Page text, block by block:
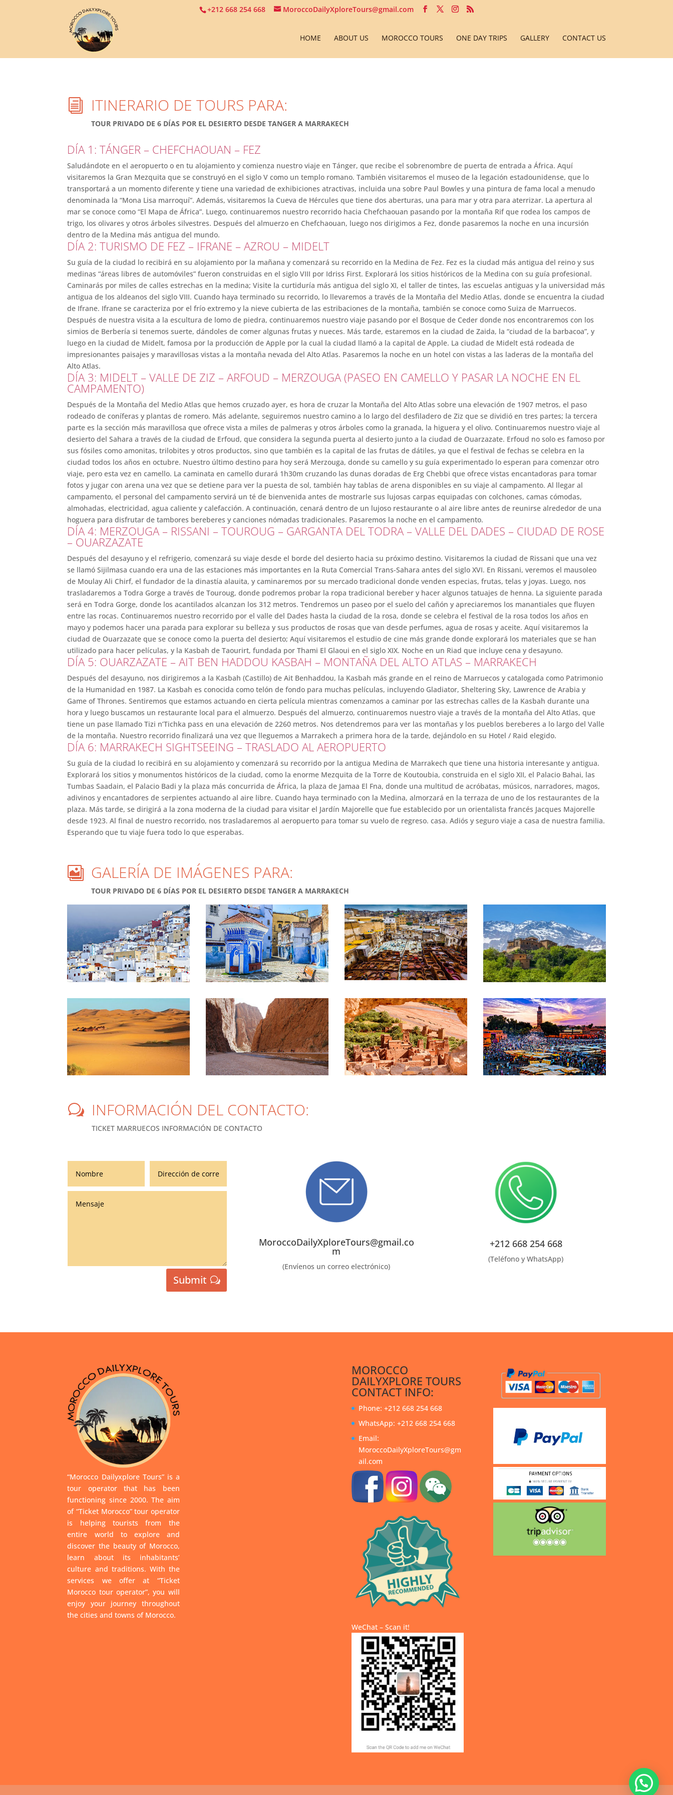
+212 668 254 668 MoroccoDailyXploreTours@gmail.com
HOME ABOUT US MOROCCO TOURS ONE DAY TRIPS GALLERY CONTACT US
i ITINERARIO DE TOURS PARA:
TOUR PRIVADO DE 6 DÍAS POR EL DESIERTO DESDE TANGER A MARRAKECH
DÍA 1: TÁNGER – CHEFCHAOUAN – FEZ
Saludándote en el aeropuerto o en tu alojamiento y comienza nuestro viaje en Tánger, que recibe el sobrenombre de puerta de entrada a África. Aquí
visitaremos la Gran Mezquita que se construyó en el siglo V como un templo romano. También visitaremos el museo de la legación estadounidense, que lo
transportará a un momento diferente y tiene una variedad de exhibiciones atractivas, incluida una sobre Paul Bowles y una pintura de fama local a menudo
denominada la “Mona Lisa marroquí”. Además, visitaremos la Cueva de Hércules que tiene dos aberturas, una para mar y otra para aterrizar. La apertura al
mar se conoce como “El Mapa de África”. Luego, continuaremos nuestro recorrido hacia Chefchaouan pasando por la montaña Rif que rodea los campos de
trigo, los olivares y otros árboles silvestres. Después del almuerzo en Chefchaouan, luego nos dirigimos a Fez, donde pasaremos la noche en una incursión
dentro de la Medina más antigua del mundo.
DÍA 2: TURISMO DE FEZ – IFRANE – AZROU – MIDELT
Su guía de la ciudad lo recibirá en su alojamiento por la mañana y comenzará su recorrido en la Medina de Fez. Fez es la ciudad más antigua del reino y sus
medinas “áreas libres de automóviles” fueron construidas en el siglo VIII por Idriss First. Explorará los sitios históricos de la Medina con su guía profesional.
Caminarás por miles de calles estrechas en la medina; Visite la curtiduría más antigua del siglo XI, el taller de tintes, las escuelas antiguas y la universidad más
antigua de los aldeanos del siglo VIII. Cuando haya terminado su recorrido, lo llevaremos a través de la Montaña del Medio Atlas, donde se encuentra la ciudad
de Ifrane. Ifrane se caracteriza por el frío extremo y la nieve cubierta de las estribaciones de la montaña, también se conoce como Suiza de Marruecos.
Después de nuestra visita a la escultura de lomo de piedra, continuaremos nuestro viaje pasando por el Bosque de Ceder donde nos encontraremos con los
simios de Berbería si tenemos suerte, dándoles de comer algunas frutas y nueces. Más tarde, estaremos en la ciudad de Zaida, la “ciudad de la barbacoa”, y
luego en la ciudad de Midelt, famosa por la producción de Apple por la cual la ciudad llamó a la capital de Apple. La ciudad de Midelt está rodeada de
impresionantes paisajes y maravillosas vistas a la montaña nevada del Alto Atlas. Pasaremos la noche en un hotel con vistas a las laderas de la montaña del
Alto Atlas.
DÍA 3: MIDELT – VALLE DE ZIZ – ARFOUD – MERZOUGA (PASEO EN CAMELLO Y PASAR LA NOCHE EN EL
CAMPAMENTO)
Después de la Montaña del Medio Atlas que hemos cruzado ayer, es hora de cruzar la Montaña del Alto Atlas sobre una elevación de 1907 metros, el paso
rodeado de coníferas y plantas de romero. Más adelante, seguiremos nuestro camino a lo largo del desfiladero de Ziz que se dividió en tres partes; la tercera
parte es la sección más maravillosa que ofrece vista a miles de palmeras y otros árboles como la granada, la higuera y el olivo. Continuaremos nuestro viaje al
desierto del Sahara a través de la ciudad de Erfoud, que considera la segunda puerta al desierto junto a la ciudad de Ouarzazate. Erfoud no solo es famoso por
sus fósiles como amonitas, trilobites y otros productos, sino que también es la capital de las frutas de dátiles, ya que el festival de fechas se celebra en la
ciudad todos los años en octubre. Nuestro último destino para hoy será Merzouga, donde su camello y su guía experimentado lo esperan para comenzar otro
viaje, pero esta vez en camello. La caminata en camello durará 1h30m cruzando las dunas doradas de Erg Chebbi que ofrece vistas encantadoras para tomar
fotos y jugar con arena una vez que se detiene para ver la puesta de sol, también hay tablas de arena disponibles en su viaje al campamento. Al llegar al
campamento, el personal del campamento servirá un té de bienvenida antes de mostrarle sus lujosas carpas equipadas con colchones, camas cómodas,
almohadas, electricidad, agua caliente y calefacción. A continuación, cenará dentro de un lujoso restaurante o al aire libre antes de reunirse alrededor de una
hoguera para disfrutar de tambores bereberes y canciones nómadas tradicionales. Pasaremos la noche en el campamento.
DÍA 4: MERZOUGA – RISSANI – TOUROUG – GARGANTA DEL TODRA – VALLE DEL DADES – CIUDAD DE ROSE
– OUARZAZATE
Después del desayuno y el refrigerio, comenzará su viaje desde el borde del desierto hacia su próximo destino. Visitaremos la ciudad de Rissani que una vez
se llamó Sijilmasa cuando era una de las estaciones más importantes en la Ruta Comercial Trans-Sahara antes del siglo XVI. En Rissani, veremos el mausoleo
de Moulay Ali Chirf, el fundador de la dinastía alauita, y caminaremos por su mercado tradicional donde venden especias, frutas, telas y joyas. Luego, nos
trasladaremos a Todra Gorge a través de Touroug, donde podremos probar la ropa tradicional bereber y hacer algunos tatuajes de henna. La siguiente parada
será en Todra Gorge, donde los acantilados alcanzan los 312 metros. Tendremos un paseo por el suelo del cañón y apreciaremos los manantiales que fluyen
entre las rocas. Continuaremos nuestro recorrido por el valle del Dades hasta la ciudad de la rosa, donde se celebra el festival de la rosa todos los años en
mayo y podemos hacer una parada para explorar su belleza y sus productos de rosas que van desde perfumes, agua de rosas y aceite. Aquí visitaremos la
ciudad de Ouarzazate que se conoce como la puerta del desierto; Aquí visitaremos el estudio de cine más grande donde explorará los materiales que se han
utilizado para hacer películas, y la Kasbah de Taourirt, fundada por Thami El Glaoui en el siglo XIX. Noche en un Riad que incluye cena y desayuno.
DÍA 5: OUARZAZATE – AIT BEN HADDOU KASBAH – MONTAÑA DEL ALTO ATLAS – MARRAKECH
Después del desayuno, nos dirigiremos a la Kasbah (Castillo) de Ait Benhaddou, la Kasbah más grande en el reino de Marruecos y catalogada como Patrimonio
de la Humanidad en 1987. La Kasbah es conocida como telón de fondo para muchas películas, incluyendo Gladiator, Sheltering Sky, Lawrence de Arabia y
Game of Thrones. Sentiremos que estamos actuando en cierta película mientras comenzamos a caminar por las estrechas calles de la Kasbah durante una
hora y luego buscamos un restaurante local para el almuerzo. Después del almuerzo, continuaremos nuestro viaje a través de la montaña del Alto Atlas, que
tiene un pase llamado Tizi n’Tichka pass en una elevación de 2260 metros. Nos detendremos para ver las montañas y los pueblos bereberes a lo largo del Valle
de la montaña. Nuestro recorrido finalizará una vez que lleguemos a Marrakech a primera hora de la tarde, dejándolo en su Hotel / Raid elegido.
DÍA 6: MARRAKECH SIGHTSEEING – TRASLADO AL AEROPUERTO
Su guía de la ciudad lo recibirá en su alojamiento y comenzará su recorrido por la antigua Medina de Marrakech que tiene una historia interesante y antigua.
Explorará los sitios y monumentos históricos de la ciudad, como la enorme Mezquita de la Torre de Koutoubia, construida en el siglo XII, el Palacio Bahai, las
Tumbas Saadain, el Palacio Badi y la plaza más concurrida de África, la plaza de Jamaa El Fna, donde una multitud de acróbatas, músicos, narradores, magos,
adivinos y encantadores de serpientes actuando al aire libre. Cuando haya terminado con la Medina, almorzará en la terraza de uno de los restaurantes de la
plaza. Más tarde, se dirigirá a la zona moderna de la ciudad para visitar el Jardín Majorelle que fue establecido por un orientalista francés Jacques Majorelle
desde 1923. Al final de nuestro recorrido, nos trasladaremos al aeropuerto para tomar su vuelo de regreso. casa. Adiós y seguro viaje a casa de nuestra familia.
Esperando que tu viaje fuera todo lo que esperabas.
 GALERÍA DE IMÁGENES PARA:
TOUR PRIVADO DE 6 DÍAS POR EL DESIERTO DESDE TANGER A MARRAKECH
w INFORMACIÓN DEL CONTACTO:
TICKET MARRUECOS INFORMACIÓN DE CONTACTO
Submit
MoroccoDailyXploreTours@gmail.co
m
(Envíenos un correo electrónico)
+212 668 254 668
(Teléfono y WhatsApp)
“Morocco Dailyxplore Tours” is a
tour operator that has been
functioning since 2000. The aim
of “Ticket Morocco” tour operator
is helping tourists from the
entire world to explore and
discover the beauty of Morocco,
learn about its inhabitants’
culture and traditions. With the
services we offer at “Ticket
Morocco tour operator”, you will
enjoy your journey throughout
the cities and towns of Morocco.
MOROCCO
DAILYXPLORE TOURS
CONTACT INFO:
Phone: +212 668 254 668
WhatsApp: +212 668 254 668
Email:
MoroccoDailyXploreTours@gm
ail.com
WeChat – Scan it!